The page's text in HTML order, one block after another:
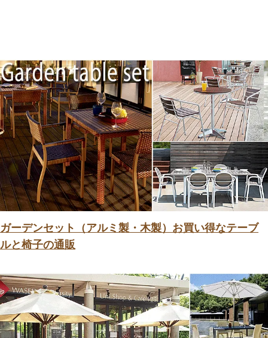
ガーデンセット（アルミ製・木製）お買い得なテーブ
ルと椅子の通販